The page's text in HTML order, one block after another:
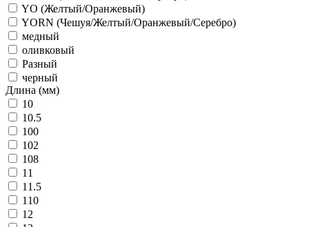
YO (Желтый/Оранжевый)
YORN (Чешуя/Желтый/Оранжевый/Серебро)
медный
оливковый
Разный
черный
Длина (мм)
10
10.5
100
102
108
11
11.5
110
12